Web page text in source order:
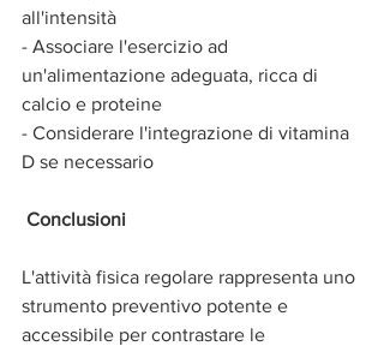
all'intensità
- Associare l'esercizio ad
un'alimentazione adeguata, ricca di
calcio e proteine
- Considerare l'integrazione di vitamina
D se necessario
Conclusioni
L'attività fisica regolare rappresenta uno
strumento preventivo potente e
accessibile per contrastare le